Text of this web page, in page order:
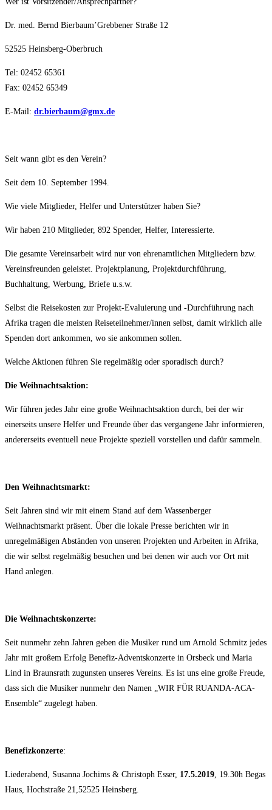
Dr. med. Bernd Bierbaum’Grebbener Straße 12
52525 Heinsberg-Oberbruch
Tel: 02452 65361
Fax: 02452 65349
E-Mail: dr.bierbaum@gmx.de
Seit wann gibt es den Verein?
Seit dem 10. September 1994.
Wie viele Mitglieder, Helfer und Unterstützer haben Sie?
Wir haben 210 Mitglieder, 892 Spender, Helfer, Interessierte.
Die gesamte Vereinsarbeit wird nur von ehrenamtlichen Mitgliedern bzw.
Vereinsfreunden geleistet. Projektplanung, Projektdurchführung,
Buchhaltung, Werbung, Briefe u.s.w.
Selbst die Reisekosten zur Projekt-Evaluierung und -Durchführung nach
Afrika tragen die meisten Reiseteilnehmer/innen selbst, damit wirklich alle
Spenden dort ankommen, wo sie ankommen sollen.
Welche Aktionen führen Sie regelmäßig oder sporadisch durch?
Die Weihnachtsaktion:
Wir führen jedes Jahr eine große Weihnachtsaktion durch, bei der wir
einerseits unsere Helfer und Freunde über das vergangene Jahr informieren,
andererseits eventuell neue Projekte speziell vorstellen und dafür sammeln.
Den Weihnachtsmarkt:
Seit Jahren sind wir mit einem Stand auf dem Wassenberger
Weihnachtsmarkt präsent. Über die lokale Presse berichten wir in
unregelmäßigen Abständen von unseren Projekten und Arbeiten in Afrika,
die wir selbst regelmäßig besuchen und bei denen wir auch vor Ort mit
Hand anlegen.
Die Weihnachtskonzerte:
Seit nunmehr zehn Jahren geben die Musiker rund um Arnold Schmitz jedes
Jahr mit großem Erfolg Benefiz-Adventskonzerte in Orsbeck und Maria
Lind in Braunsrath zugunsten unseres Vereins. Es ist uns eine große Freude,
dass sich die Musiker nunmehr den Namen „WIR FÜR RUANDA-ACA-
Ensemble“ zugelegt haben.
Benefizkonzerte:
Liederabend, Susanna Jochims & Christoph Esser, 17.5.2019, 19.30h Begas
Haus, Hochstraße 21,52525 Heinsberg.